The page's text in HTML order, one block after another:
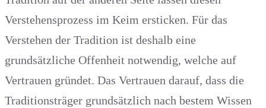
Verstehensprozess im Keim ersticken. Für das
Verstehen der Tradition ist deshalb eine
grundsätzliche Offenheit notwendig, welche auf
Vertrauen gründet. Das Vertrauen darauf, dass die
Traditionsträger grundsätzlich nach bestem Wissen